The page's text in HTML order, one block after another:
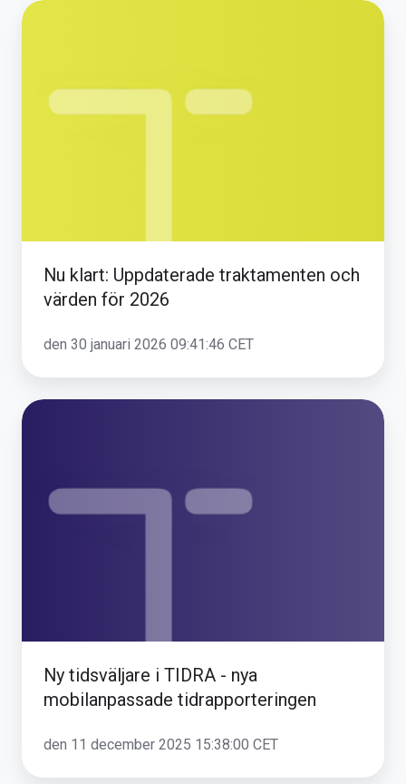
Nu
traktamenten
Nu klart: Uppdaterade traktamenten och
värden för 2026
den 30 januari 2026 09:41:46 CET
Ny
TIDRA
Ny tidsväljare i TIDRA - nya
mobilanpassade tidrapporteringen
den 11 december 2025 15:38:00 CET